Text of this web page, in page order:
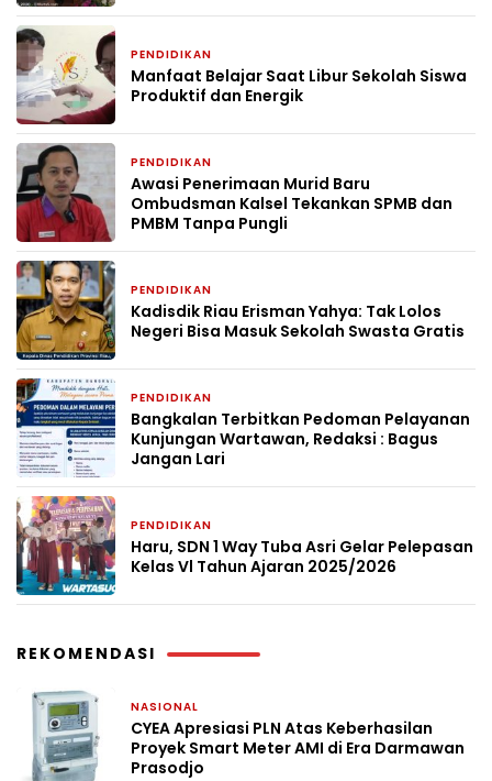
PENDIDIKAN
Manfaat Belajar Saat Libur Sekolah Siswa
Produktif dan Energik
PENDIDIKAN
Awasi Penerimaan Murid Baru
Ombudsman Kalsel Tekankan SPMB dan
PMBM Tanpa Pungli
PENDIDIKAN
Kadisdik Riau Erisman Yahya: Tak Lolos
Negeri Bisa Masuk Sekolah Swasta Gratis
PENDIDIKAN
Bangkalan Terbitkan Pedoman Pelayanan
Kunjungan Wartawan, Redaksi : Bagus
Jangan Lari
PENDIDIKAN
Haru, SDN 1 Way Tuba Asri Gelar Pelepasan
Kelas Vl Tahun Ajaran 2025/2026
REKOMENDASI
NASIONAL
CYEA Apresiasi PLN Atas Keberhasilan
Proyek Smart Meter AMI di Era Darmawan
Prasodjo